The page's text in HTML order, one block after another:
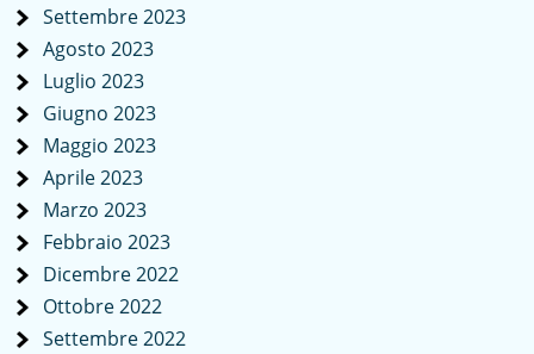
Settembre 2023
Agosto 2023
Luglio 2023
Giugno 2023
Maggio 2023
Aprile 2023
Marzo 2023
Febbraio 2023
Dicembre 2022
Ottobre 2022
Settembre 2022